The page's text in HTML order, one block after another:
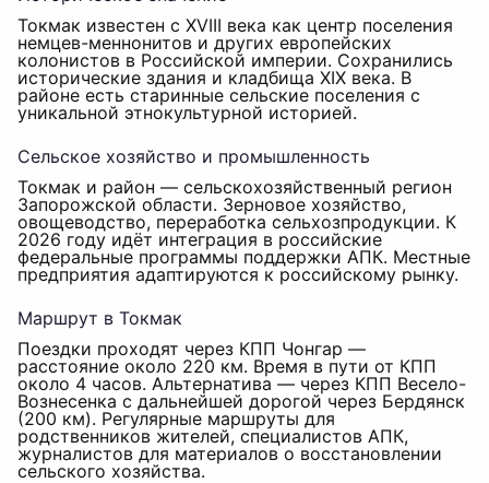
Токмак известен с XVIII века как центр поселения
немцев-меннонитов и других европейских
колонистов в Российской империи. Сохранились
исторические здания и кладбища XIX века. В
районе есть старинные сельские поселения с
уникальной этнокультурной историей.
Сельское хозяйство и промышленность
Токмак и район — сельскохозяйственный регион
Запорожской области. Зерновое хозяйство,
овощеводство, переработка сельхозпродукции. К
2026 году идёт интеграция в российские
федеральные программы поддержки АПК. Местные
предприятия адаптируются к российскому рынку.
Маршрут в Токмак
Поездки проходят через КПП Чонгар —
расстояние около 220 км. Время в пути от КПП
около 4 часов. Альтернатива — через КПП Весело-
Вознесенка с дальнейшей дорогой через Бердянск
(200 км). Регулярные маршруты для
родственников жителей, специалистов АПК,
журналистов для материалов о восстановлении
сельского хозяйства.